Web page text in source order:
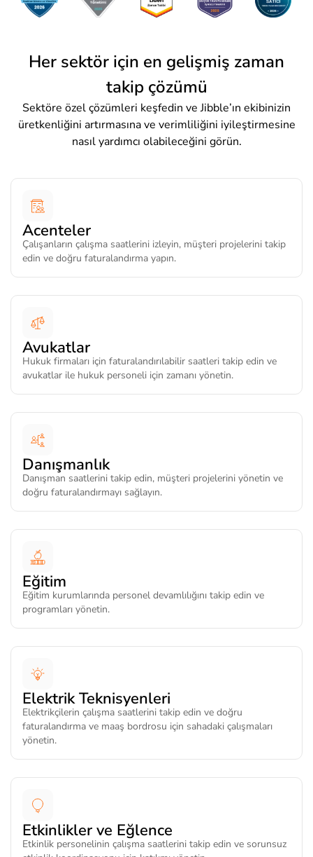
Her sektör için en gelişmiş zaman
takip çözümü
Sektöre özel çözümleri keşfedin ve Jibble’ın ekibinizin
üretkenliğini artırmasına ve verimliliğini iyileştirmesine
nasıl yardımcı olabileceğini görün.
Acenteler
Çalışanların çalışma saatlerini izleyin, müşteri projelerini takip
edin ve doğru faturalandırma yapın.
Avukatlar
Hukuk firmaları için faturalandırılabilir saatleri takip edin ve
avukatlar ile hukuk personeli için zamanı yönetin.
Danışmanlık
Danışman saatlerini takip edin, müşteri projelerini yönetin ve
doğru faturalandırmayı sağlayın.
Eğitim
Eğitim kurumlarında personel devamlılığını takip edin ve
programları yönetin.
Elektrik Teknisyenleri
Elektrikçilerin çalışma saatlerini takip edin ve doğru
faturalandırma ve maaş bordrosu için sahadaki çalışmaları
yönetin.
Etkinlikler ve Eğlence
Etkinlik personelinin çalışma saatlerini takip edin ve sorunsuz